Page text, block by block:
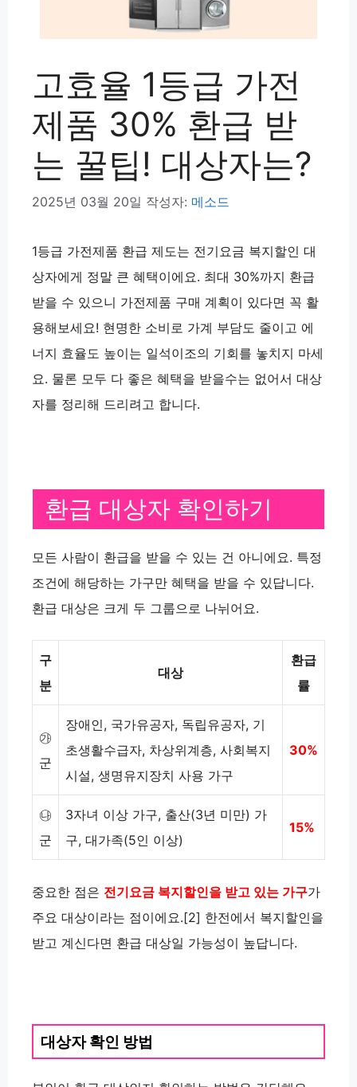
고효율 1등급 가전
제품 30% 환급 받
는 꿀팁! 대상자는?
2025년 03월 20일 작성자: 메소드
1등급 가전제품 환급 제도는 전기요금 복지할인 대
상자에게 정말 큰 혜택이에요. 최대 30%까지 환급
받을 수 있으니 가전제품 구매 계획이 있다면 꼭 활
용해보세요! 현명한 소비로 가계 부담도 줄이고 에
너지 효율도 높이는 일석이조의 기회를 놓치지 마세
요. 물론 모두 다 좋은 혜택을 받을수는 없어서 대상
자를 정리해 드리려고 합니다.
환급 대상자 확인하기
모든 사람이 환급을 받을 수 있는 건 아니에요. 특정
조건에 해당하는 가구만 혜택을 받을 수 있답니다.
환급 대상은 크게 두 그룹으로 나뉘어요.
구
분
대상
환급
률
㉮
군
장애인, 국가유공자, 독립유공자, 기
초생활수급자, 차상위계층, 사회복지
시설, 생명유지장치 사용 가구
30%
㉯
군
3자녀 이상 가구, 출산(3년 미만) 가
구, 대가족(5인 이상)
15%
중요한 점은 전기요금 복지할인을 받고 있는 가구가
주요 대상이라는 점이에요.[2] 한전에서 복지할인을
받고 계신다면 환급 대상일 가능성이 높답니다.
대상자 확인 방법